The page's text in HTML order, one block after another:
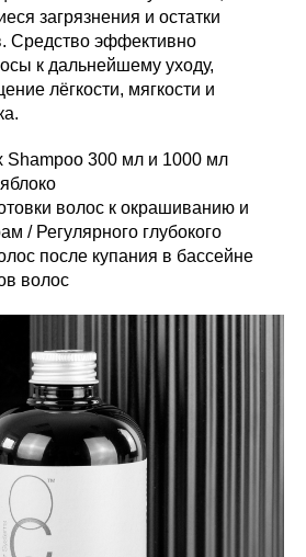
загрязнения и остатки
Средство эффективно
к дальнейшему уходу,
лёгкости, мягкости и
Shampoo 300 мл и 1000 мл
волос к окрашиванию и
/ Регулярного глубокого
после купания в бассейне
волос